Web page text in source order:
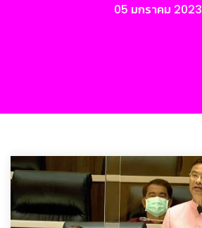
05 มกราคม 2023